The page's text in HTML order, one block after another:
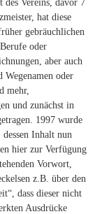
des Vereins, davor 7
hat diese
gebräuchlichen
oder
aber auch
Wegenamen oder
mehr,
und zunächst in
1997 wurde
Inhalt nun
hier zur Verfügung
Vorwort,
z.B. über den
dass dieser nicht
Ausdrücke